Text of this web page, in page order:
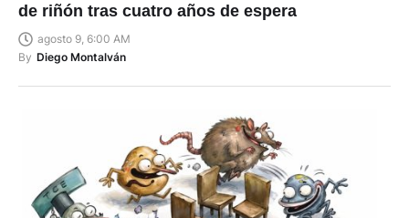
de riñón tras cuatro años de espera
agosto 9, 6:00 AM
By Diego Montalván